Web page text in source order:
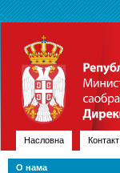
Насловна Контакт
О нама